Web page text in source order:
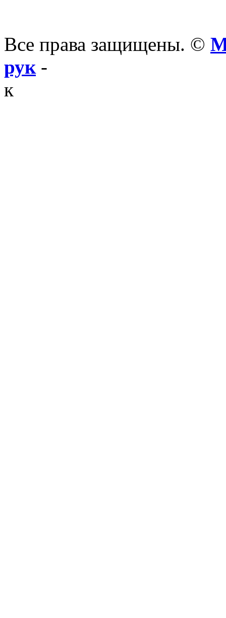
Все права защищены. ©
рук-
к